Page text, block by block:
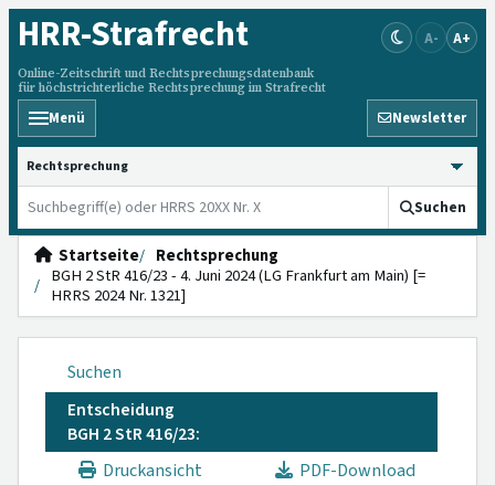
HRR-Strafrecht
Online-Zeitschrift und Rechtsprechungsdatenbank
für höchstrichterliche Rechtsprechung im Strafrecht
A- A+
Menü Newsletter
HRRS durchsuchen
Suchen
Startseite
Rechtsprechung
BGH 2 StR 416/23 - 4. Juni 2024 (LG Frankfurt am Main) [=
HRRS 2024 Nr. 1321]
Suchen
Entscheidung
BGH 2 StR 416/23:
Druckansicht
PDF-Download